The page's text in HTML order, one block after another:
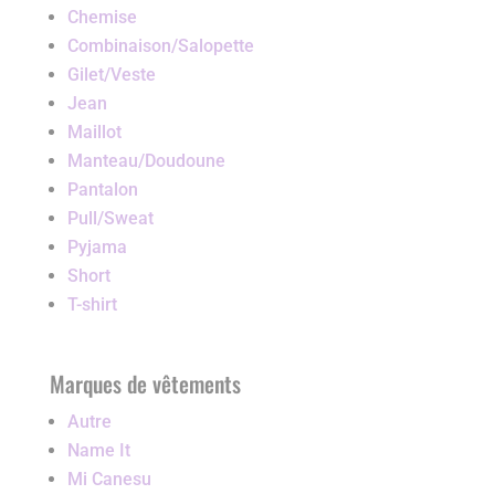
Chemise
Combinaison/Salopette
Gilet/Veste
Jean
Maillot
Manteau/Doudoune
Pantalon
Pull/Sweat
Pyjama
Short
T-shirt
Marques de vêtements
Autre
Name It
Mi Canesu